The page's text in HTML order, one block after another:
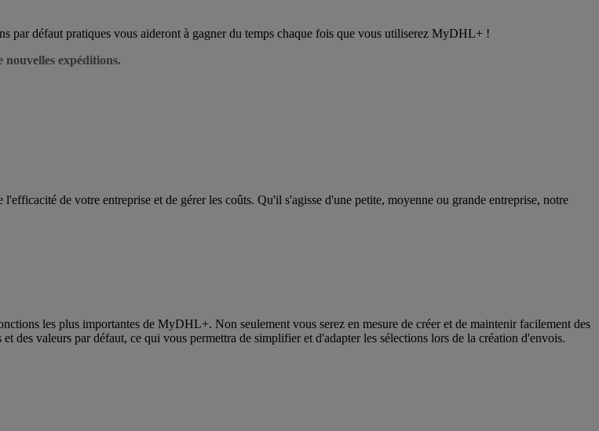
par défaut pratiques vous aideront à gagner du temps chaque fois que vous utiliserez MyDHL+ !
nouvelles expéditions.
de votre entreprise et de gérer les coûts. Qu'il s'agisse d'une petite, moyenne ou grande entreprise, notre
les plus importantes de MyDHL+. Non seulement vous serez en mesure de créer et de maintenir facilement des
des valeurs par défaut, ce qui vous permettra de simplifier et d'adapter les sélections lors de la création d'envois.